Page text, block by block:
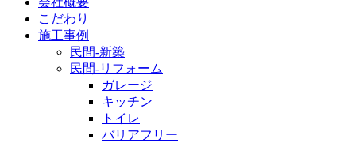
こだわり
施工事例
民間-新築
民間-リフォーム
ガレージ
キッチン
トイレ
バリアフリー